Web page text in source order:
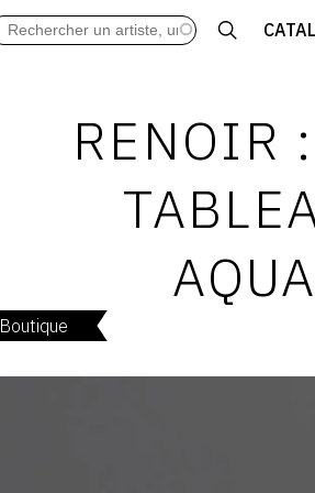
ARCHIVES DES EXPOSITIONS
LEXIQUE ARTISTIQUE
RENOIR
Boutique